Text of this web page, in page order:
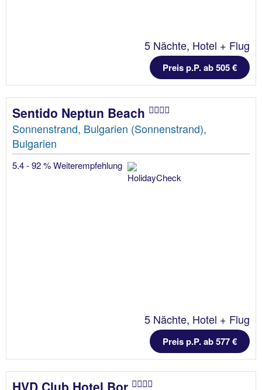
5 Nächte, Hotel + Flug
Preis p.P. ab 505 €
Sentido Neptun Beach
Sonnenstrand, Bulgarien (Sonnenstrand),
Bulgarien
5.4 - 92 % Weiterempfehlung
5 Nächte, Hotel + Flug
Preis p.P. ab 577 €
HVD Club Hotel Bor